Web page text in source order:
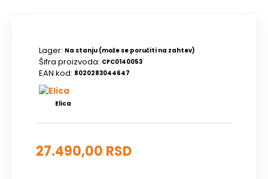
Lager: Na stanju (može se poručiti na zahtev)
Šifra proizvoda: CFC0140053
EAN kod: 8020283044647
Elica
27.490,00 RSD